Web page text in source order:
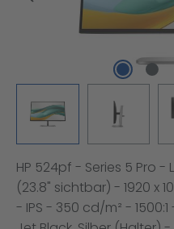
HP 524pf - Series 5 Pro -
(23.8" sichtbar) - 1920 x
- IPS - 350 cd/m² -